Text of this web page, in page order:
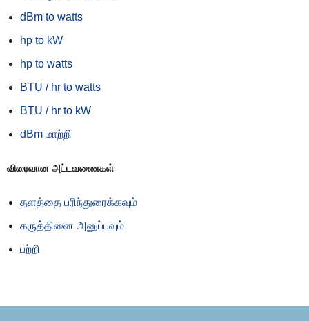
dBm to watts
hp to kW
hp to watts
BTU / hr to watts
BTU / hr to kW
dBm மாற்றி
விரைவான அட்டவணைகள்
தளத்தை பரிந்துரைக்கவும்
கருத்தினை அனுப்பவும்
பற்றி